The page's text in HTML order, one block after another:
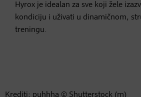
Hyrox je idealan za sve koji žele
kondiciju i uživati u dinamičnom,
treningu.
Krediti: puhhha © Shutterstock (m)